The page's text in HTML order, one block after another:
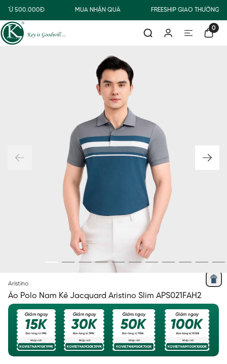
TỪ 500.000Đ MUA NHẬN QUÀ FREESHIP GIAO THƯỜNG
0
Aristino
Áo Polo Nam Kẻ Jacquard Aristino Slim APS021FAH2